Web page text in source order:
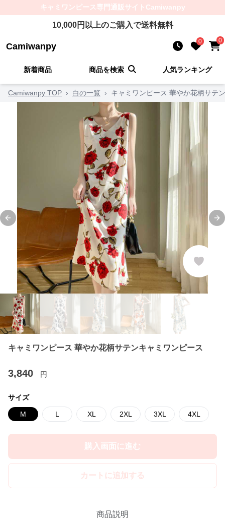
キャミワンピース専門通販サイト Camiwanpy
10,000円以上のご購入で送料無料
Camiwanpy 0 0
新着商品 商品を検索 人気ランキング
Camiwanpy TOP › 白の一覧 › キャミワンピース 華やか花柄サテ
Previous slide
キャミワンピース 華やか花柄サテンキャミワンピース
3,840 円
サイズ
M L XL 2XL 3XL 4XL
購入画面に進む
カートに追加する
商品説明